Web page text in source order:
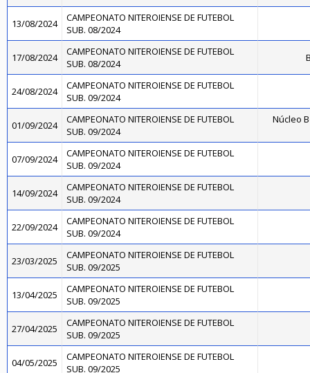
13/08/2024
CAMPEONATO NITEROIENSE DE FUTEBOL
SUB. 08/2024
17/08/2024
CAMPEONATO NITEROIENSE DE FUTEBOL
SUB. 08/2024
24/08/2024
CAMPEONATO NITEROIENSE DE FUTEBOL
SUB. 09/2024
01/09/2024
CAMPEONATO NITEROIENSE DE FUTEBOL
SUB. 09/2024
Núcleo
07/09/2024
CAMPEONATO NITEROIENSE DE FUTEBOL
SUB. 09/2024
14/09/2024
CAMPEONATO NITEROIENSE DE FUTEBOL
SUB. 09/2024
22/09/2024
CAMPEONATO NITEROIENSE DE FUTEBOL
SUB. 09/2024
23/03/2025
CAMPEONATO NITEROIENSE DE FUTEBOL
SUB. 09/2025
13/04/2025
CAMPEONATO NITEROIENSE DE FUTEBOL
SUB. 09/2025
27/04/2025
CAMPEONATO NITEROIENSE DE FUTEBOL
SUB. 09/2025
04/05/2025
CAMPEONATO NITEROIENSE DE FUTEBOL
SUB. 09/2025